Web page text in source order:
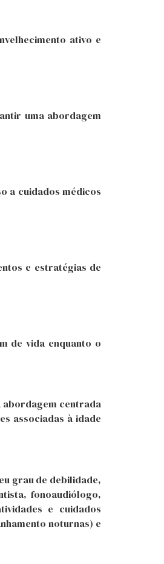
ativo e
uma abordagem
a cuidados médicos
e estratégias de
de vida enquanto o
abordagem centrada
associadas à idade
grau de debilidade,
fonoaudiólogo,
e cuidados
noturnas) e